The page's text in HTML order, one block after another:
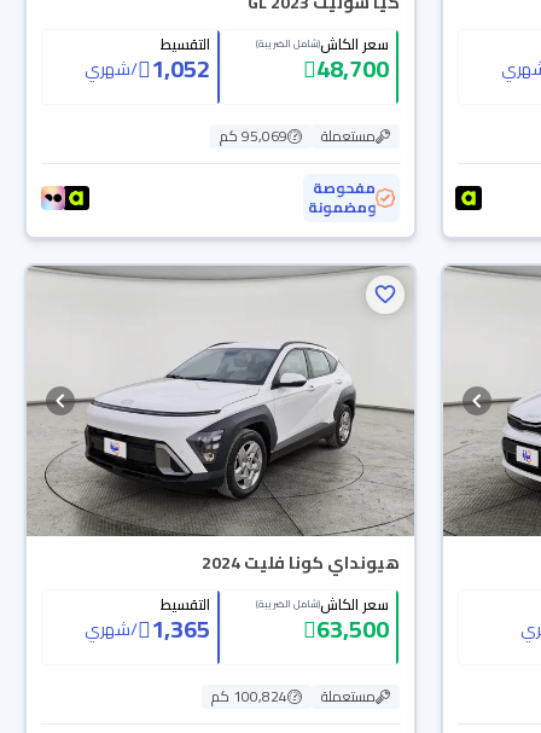
سعر الكاش(شامل الضريبة)
48,700
التقسيط
1,052
/شهري
مستعملة
95,069 كم
مفحوصة
ومضمونة
هيونداي كونا فليت 2024
سعر الكاش(شامل الضريبة)
63,500
التقسيط
1,365
/شهري
مستعملة
100,824 كم